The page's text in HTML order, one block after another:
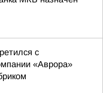
с
«Аврора»